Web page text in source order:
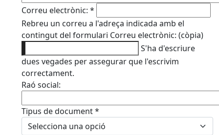
Correu electrònic: *
Rebreu un correu a l'adreça indicada amb el
contingut del formulari Correu electrònic: (còpia)
S'ha d'escriure
dues vegades per assegurar que l'escrivim
correctament.
Raó social:
Tipus de document*